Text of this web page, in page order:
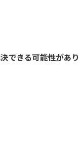
できる可能性があり